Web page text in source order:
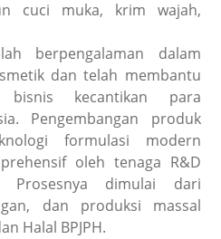
cuci muka, krim wajah,
berpengalaman dalam
dan telah membantu
bisnis kecantikan para
Pengembangan produk
formulasi modern
oleh tenaga R&D
Prosesnya dimulai dari
dan produksi massal
Halal BPJPH.